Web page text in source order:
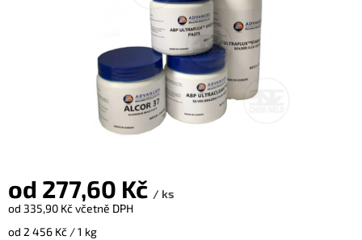
od 277,60 Kč / ks
od 335,90 Kčvčetně DPH
Měrná
od 2 456 Kč / 1 kg